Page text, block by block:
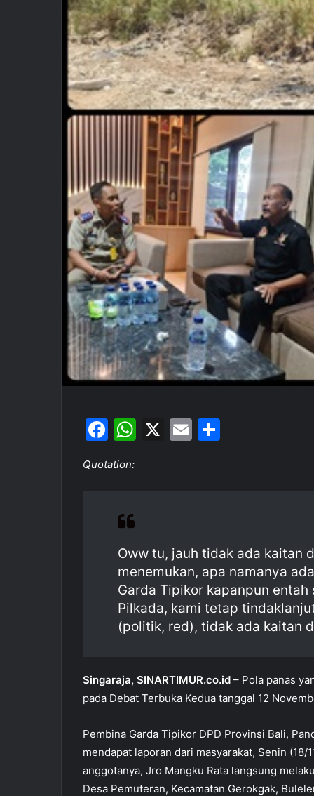
F
c
b
o
o
k
W
p
X
E
Quotation:
Oww tu, jauh tidak ada kaitan
menemukan, apa namanya
Garda Tipikor kapanpun
Pilkada, kami tetap
(politik, red), tidak ada kaitan
Singaraja, SINARTIMUR.co.id – Pola panas
pada Debat Terbuka Kedua tanggal 12
Pembina Garda Tipikor DPD Provinsi Bali,
mendapat laporan dari masyarakat, Senin
anggotanya, Jro Mangku Rata langsung
Desa Pemuteran, Kecamatan Gerokgak,